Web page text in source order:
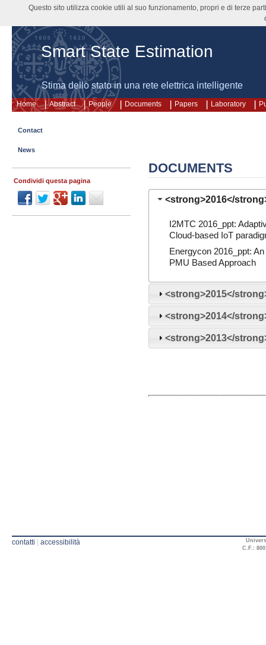
Smart State Estimation
Stima dello stato in una rete elettrica intelligente
Home Abstract People Documents Papers Laboratory
DOCUMENTS
<strong>2016</
I2MTC 2016_ ppt:
Cloud-based IoT
Energycon 2016_ ppt:
PMU Based Approach
<strong>2015</
<strong>2014</
<strong>2013</
Contact
News
Condividi questa pagina
contatti accessibilità
C.F.:
Questo sito utilizza cookie utili al suo funzionamento, propri e di terze